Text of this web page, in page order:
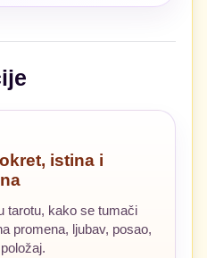
istina i
tarotu, kako se tumači
promena, ljubav, posao,